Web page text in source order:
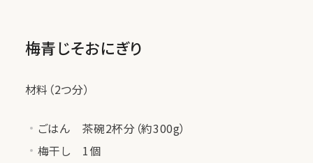
梅青じそおにぎり
材料（2つ分）
ごはん 茶碗2杯分（約300g）
梅干し 1個